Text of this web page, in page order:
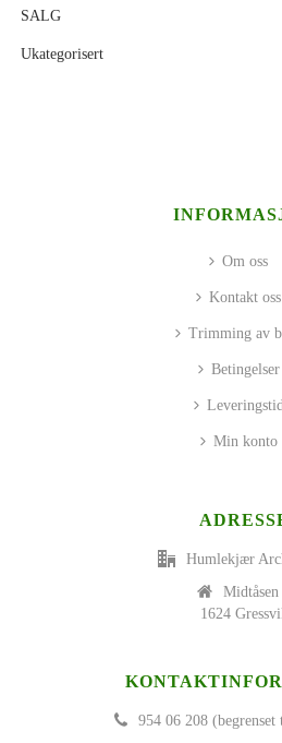
SALG
Ukategorisert
Om oss
Kontakt oss
Trimming av
Betingelser
Leveringstid
Min konto
Humlekjær
Midtåsen
1624
954 06 208